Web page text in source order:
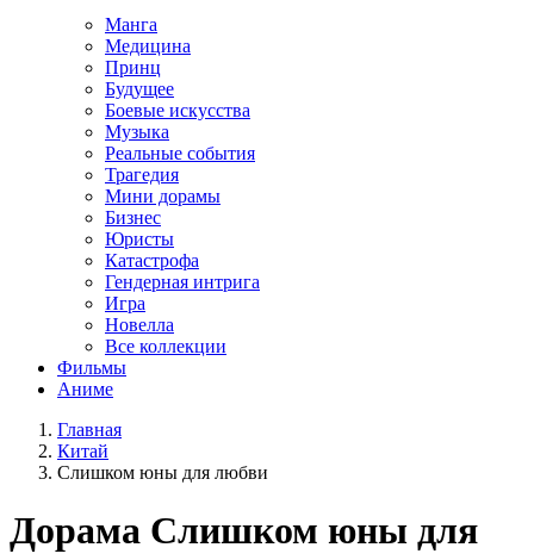
Манга
Медицина
Принц
Будущее
Боевые искусства
Музыка
Реальные события
Трагедия
Мини дорамы
Бизнес
Юристы
Катастрофа
Гендерная интрига
Игра
Новелла
Все коллекции
Фильмы
Аниме
Главная
Китай
Слишком юны для любви
Дорама Слишком юны для